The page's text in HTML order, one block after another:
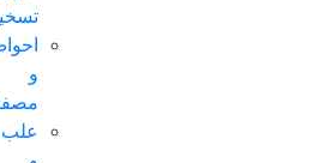
تسخين
احواض
مصفاة
علب